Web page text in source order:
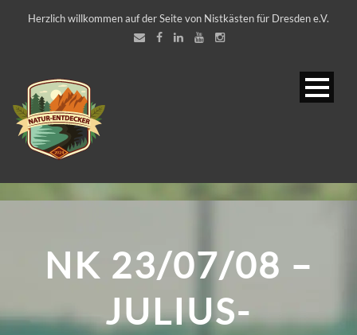
Herzlich willkommen auf der Seite von Nistkästen für Dresden e.V.
NK 23/07/08 –
JULIUS-